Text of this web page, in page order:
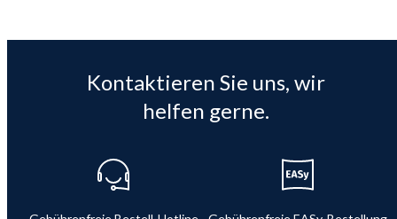
Kontaktieren Sie uns, wir
helfen gerne.